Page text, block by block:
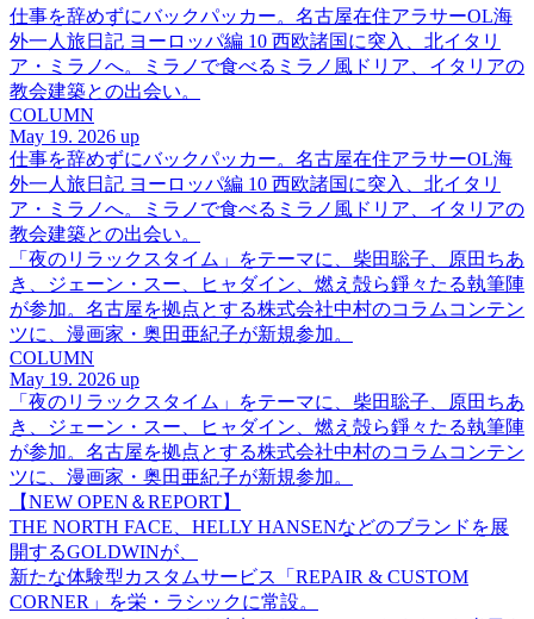
仕事を辞めずにバックパッカー。名古屋在住アラサーOL海
外一人旅日記 ヨーロッパ編 10 西欧諸国に突入、北イタリ
ア・ミラノへ。ミラノで食べるミラノ風ドリア、イタリアの
教会建築との出会い。
COLUMN
May 19. 2026 up
仕事を辞めずにバックパッカー。名古屋在住アラサーOL海
外一人旅日記 ヨーロッパ編 10 西欧諸国に突入、北イタリ
ア・ミラノへ。ミラノで食べるミラノ風ドリア、イタリアの
教会建築との出会い。
「夜のリラックスタイム」をテーマに、柴田聡子、原田ちあ
き、ジェーン・スー、ヒャダイン、燃え殻ら錚々たる執筆陣
が参加。名古屋を拠点とする株式会社中村のコラムコンテン
ツに、漫画家・奥田亜紀子が新規参加。
COLUMN
May 19. 2026 up
「夜のリラックスタイム」をテーマに、柴田聡子、原田ちあ
き、ジェーン・スー、ヒャダイン、燃え殻ら錚々たる執筆陣
が参加。名古屋を拠点とする株式会社中村のコラムコンテン
ツに、漫画家・奥田亜紀子が新規参加。
【NEW OPEN＆REPORT】
THE NORTH FACE、HELLY HANSENなどのブランドを展
開するGOLDWINが、
新たな体験型カスタムサービス「REPAIR & CUSTOM
CORNER」を栄・ラシックに常設。